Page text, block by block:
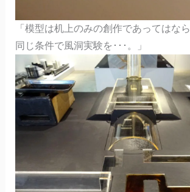
「模型は机上のみの創作であってはな
同じ条件で風洞実験を･･･。」